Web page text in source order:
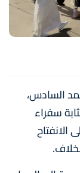
السادس،
سفراء
الانفتاح